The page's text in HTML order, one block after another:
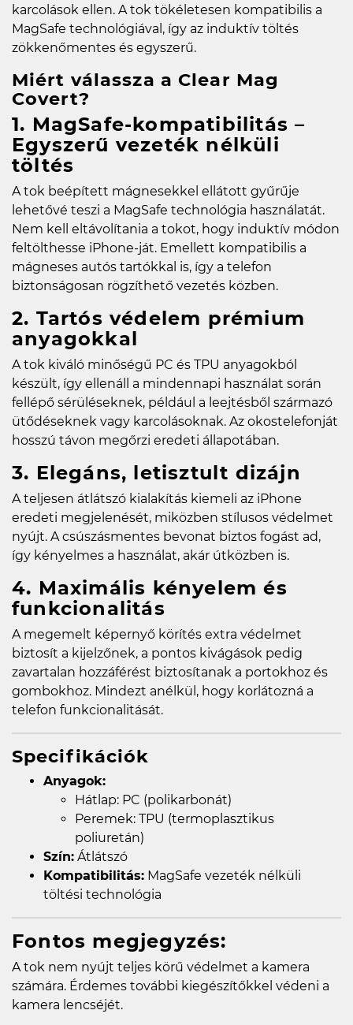
karcolások ellen. A tok tökéletesen kompatibilis a
MagSafe technológiával, így az induktív töltés
zökkenőmentes és egyszerű.
Miért válassza a Clear Mag
Covert?
1. MagSafe-kompatibilitás –
Egyszerű vezeték nélküli
töltés
A tok beépített mágnesekkel ellátott gyűrűje
lehetővé teszi a MagSafe technológia használatát.
Nem kell eltávolítania a tokot, hogy induktív módon
feltölthesse iPhone-ját. Emellett kompatibilis a
mágneses autós tartókkal is, így a telefon
biztonságosan rögzíthető vezetés közben.
2. Tartós védelem prémium
anyagokkal
A tok kiváló minőségű PC és TPU anyagokból
készült, így ellenáll a mindennapi használat során
fellépő sérüléseknek, például a leejtésből származó
ütődéseknek vagy karcolásoknak. Az okostelefonját
hosszú távon megőrzi eredeti állapotában.
3. Elegáns, letisztult dizájn
A teljesen átlátszó kialakítás kiemeli az iPhone
eredeti megjelenését, miközben stílusos védelmet
nyújt. A csúszásmentes bevonat biztos fogást ad,
így kényelmes a használat, akár útközben is.
4. Maximális kényelem és
funkcionalitás
A megemelt képernyő körítés extra védelmet
biztosít a kijelzőnek, a pontos kivágások pedig
zavartalan hozzáférést biztosítanak a portokhoz és
gombokhoz. Mindezt anélkül, hogy korlátozná a
telefon funkcionalitását.
Specifikációk
Anyagok:
Hátlap: PC (polikarbonát)
Peremek: TPU (termoplasztikus
poliuretán)
Szín: Átlátszó
Kompatibilitás: MagSafe vezeték nélküli
töltési technológia
Fontos megjegyzés:
A tok nem nyújt teljes körű védelmet a kamera
számára. Érdemes további kiegészítőkkel védeni a
kamera lencséjét.